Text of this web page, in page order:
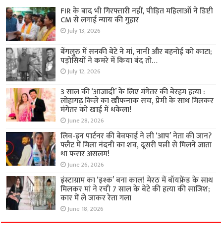
FIR के बाद भी गिरफ्तारी नहीं, पीड़ित महिलाओं ने डिप्टी
CM से लगाई न्याय की गुहार
July 13, 2026
बेंगलुरु में सनकी बेटे ने मां, नानी और बहनोई को काटा;
पड़ोसियों ने कमरे में किया बंद तो…
July 12, 2026
3 साल की ‘आजादी’ के लिए मंगेतर की बेरहम हत्या :
लोहागढ़ किले का खौफनाक सच, प्रेमी के साथ मिलकर
मंगेतर को खाई में धकेला!
June 28, 2026
लिव-इन पार्टनर की बेवफाई ने ली ‘आप’ नेता की जान?
फ्लैट में मिला नंदनी का शव, दूसरी पत्नी से मिलने जाता
था फरार असलम!
June 26, 2026
इंस्टाग्राम का ‘इश्क’ बना काल! मेरठ में बॉयफ्रेंड के साथ
मिलकर मां ने रची 7 साल के बेटे की हत्या की साजिश;
कार में ले जाकर रेता गला
June 18, 2026